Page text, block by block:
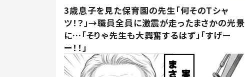
3歳息子を見た保育園の先生「何そのTシャ
ツ！？」→職員全員に激震が走ったまさかの光景
に…「そりゃ先生も大興奮するはず」「すげー
ー！！」